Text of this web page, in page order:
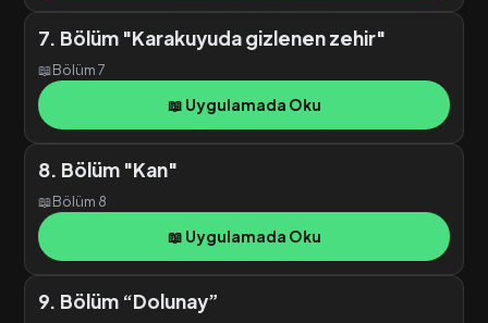
7. Bölüm "Karakuyuda gizlenen zehir"
📖Bölüm 7
📖 Uygulamada Oku
8. Bölüm "Kan"
📖Bölüm 8
📖 Uygulamada Oku
9. Bölüm “Dolunay”